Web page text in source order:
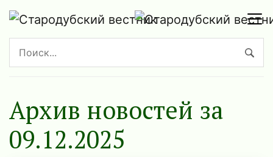
Архив новостей за
09.12.2025